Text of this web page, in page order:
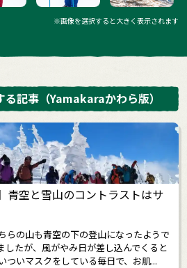
※画像を選択すると大きく表示されます
る記事 （Yamakaraかわら版）
青空と雪山のコントラストはサ
らの山も青空の下の登山になったようで
したが、風がやみ日が差し込んでくると
ついマスクをしている毎日で、お肌...